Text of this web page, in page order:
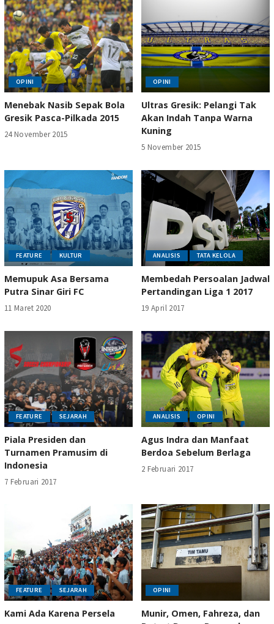
OPINI
Menebak Nasib Sepak Bola
Gresik Pasca-Pilkada 2015
24 November 2015
OPINI
Ultras Gresik: Pelangi Tak
Akan Indah Tanpa Warna
Kuning
5 November 2015
FEATURE KULTUR
Memupuk Asa Bersama
Putra Sinar Giri FC
11 Maret 2020
ANALISIS TATA KELOLA
Membedah Persoalan Jadwal
Pertandingan Liga 1 2017
19 April 2017
FEATURE SEJARAH
Piala Presiden dan
Turnamen Pramusim di
Indonesia
7 Februari 2017
ANALISIS OPINI
Agus Indra dan Manfaat
Berdoa Sebelum Berlaga
2 Februari 2017
FEATURE SEJARAH
Kami Ada Karena Persela
OPINI
Munir, Omen, Fahreza, dan